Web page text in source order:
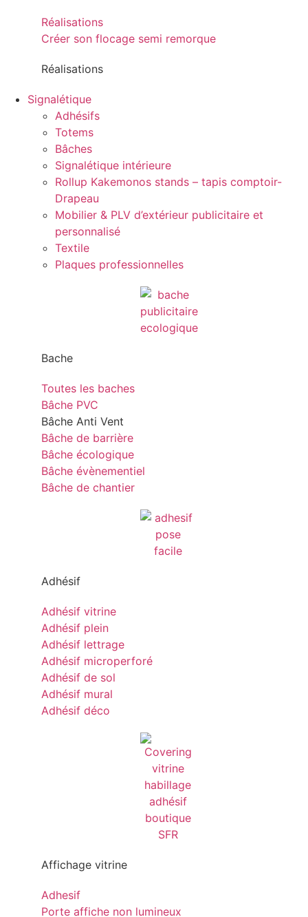
Réalisations
Créer son flocage semi remorque
Réalisations
Signalétique
Adhésifs
Totems
Bâches
Signalétique intérieure
Rollup Kakemonos stands – tapis comptoir-
Drapeau
Mobilier & PLV d’extérieur publicitaire et
personnalisé
Textile
Plaques professionnelles
Bache
Toutes les baches
Bâche PVC
Bâche Anti Vent
Bâche de barrière
Bâche écologique
Bâche évènementiel
Bâche de chantier
Adhésif
Adhésif vitrine
Adhésif plein
Adhésif lettrage
Adhésif microperforé
Adhésif de sol
Adhésif mural
Adhésif déco
Affichage vitrine
Adhesif
Porte affiche non lumineux